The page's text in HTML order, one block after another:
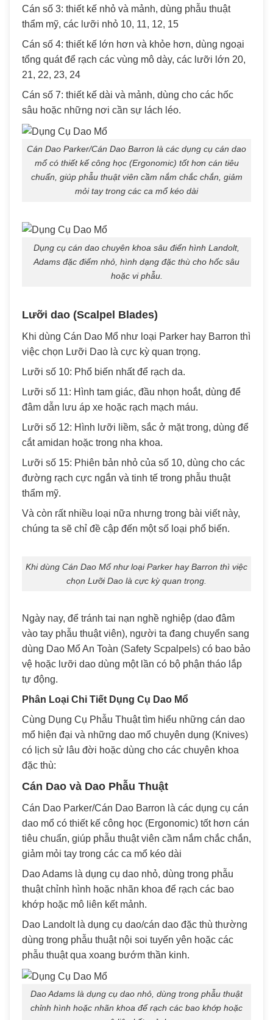
Cán số 3: thiết kế nhỏ và mảnh, dùng phẫu thuật
thẩm mỹ, các lưỡi nhỏ 10, 11, 12, 15
Cán số 4: thiết kế lớn hơn và khỏe hơn, dùng ngoại
tổng quát để rạch các vùng mô dày, các lưỡi lớn 20,
21, 22, 23, 24
Cán số 7: thiết kế dài và mảnh, dùng cho các hốc
sâu hoặc những nơi cần sự lách léo.
Cán Dao Parker/Cán Dao Barron là các dụng cụ cán dao
mổ có thiết kế công học (Ergonomic) tốt hơn cán tiêu
chuẩn, giúp phẫu thuật viên cầm nắm chắc chắn, giảm
mỏi tay trong các ca mổ kéo dài
Dụng cụ cán dao chuyên khoa sâu điển hình Landolt,
Adams đặc điểm nhỏ, hình dạng đặc thù cho hốc sâu
hoặc vi phẫu.
Lưỡi dao (Scalpel Blades)
Khi dùng Cán Dao Mổ như loại Parker hay Barron thì
việc chọn Lưỡi Dao là cực kỳ quan trọng.
Lưỡi số 10: Phổ biến nhất để rạch da.
Lưỡi số 11: Hình tam giác, đầu nhọn hoắt, dùng để
đâm dẫn lưu áp xe hoặc rạch mạch máu.
Lưỡi số 12: Hình lưỡi liềm, sắc ở mặt trong, dùng để
cắt amidan hoặc trong nha khoa.
Lưỡi số 15: Phiên bản nhỏ của số 10, dùng cho các
đường rạch cực ngắn và tinh tế trong phẫu thuật
thẩm mỹ.
Và còn rất nhiều loại nữa nhưng trong bài viết này,
chúng ta sẽ chỉ đề cập đến một số loại phổ biến.
Khi dùng Cán Dao Mổ như loại Parker hay Barron thì việc
chọn Lưỡi Dao là cực kỳ quan trọng.
Ngày nay, để tránh tai nạn nghề nghiệp (dao đâm
vào tay phẫu thuật viên), người ta đang chuyển sang
dùng Dao Mổ An Toàn (Safety Scpalpels) có bao bảo
vệ hoặc lưỡi dao dùng một lần có bộ phận tháo lắp
tự động.
Phân Loại Chi Tiết Dụng Cụ Dao Mổ
Cùng Dụng Cụ Phẫu Thuật tìm hiểu những cán dao
mổ hiện đại và những dao mổ chuyên dụng (Knives)
có lịch sử lâu đời hoặc dùng cho các chuyên khoa
đặc thù:
Cán Dao và Dao Phẫu Thuật
Cán Dao Parker/Cán Dao Barron là các dụng cụ cán
dao mổ có thiết kế công học (Ergonomic) tốt hơn cán
tiêu chuẩn, giúp phẫu thuật viên cầm nắm chắc chắn,
giảm mỏi tay trong các ca mổ kéo dài
Dao Adams là dụng cụ dao nhỏ, dùng trong phẫu
thuật chỉnh hình hoặc nhãn khoa để rạch các bao
khớp hoặc mô liên kết mảnh.
Dao Landolt là dụng cụ dao/cán dao đặc thù thường
dùng trong phẫu thuật nội soi tuyến yên hoặc các
phẫu thuật qua xoang bướm thần kinh.
Dao Adams là dụng cụ dao nhỏ, dùng trong phẫu thuật
chỉnh hình hoặc nhãn khoa để rạch các bao khớp hoặc